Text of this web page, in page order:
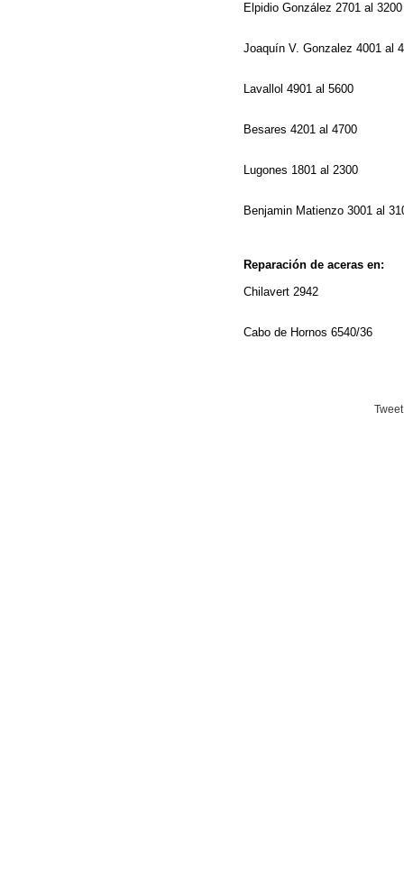
Elpidio González 2701 al
Joaquín V. Gonzalez 4001 al
Lavallol 4901 al 5600
Besares 4201 al 4700
Lugones 1801 al 2300
Benjamin Matienzo 3001 al
Reparación de aceras en:
Chilavert 2942
Cabo de Hornos 6540/36
Tweet